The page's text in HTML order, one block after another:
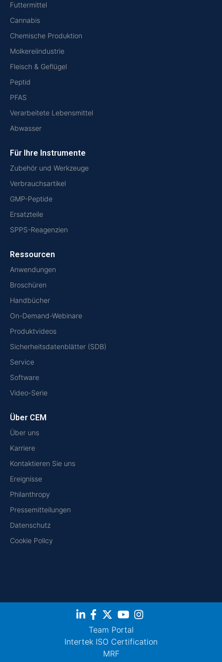
Futtermittel
Cannabis
Chemische Produktion
Molkereiindustrie
Fleisch & Geflügel
Peptid
PFAS
Verarbeitete Lebensmittel
Abwasser
Für Ihre Instrumente
Zubehör und Werkzeuge
Verbrauchsartikel
GMP-Peptide
Ersatzteile
SPPS-Reagenzien
Ressourcen
Anwendungen
Broschüren
Handbücher
On-Demand-Webinare
Produktvideos
Sicherheitsdatenblätter (SDB)
Service
Software
Video-Serie
Über CEM
Über uns
Karriere
Kontaktieren Sie uns
Ereignisse
Philanthropy
Pressemitteilungen
Datenschutz
Cookie Policy
Team Portal
Intertek ISO Certification
MRF